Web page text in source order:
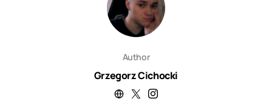
Author
Grzegorz Cichocki